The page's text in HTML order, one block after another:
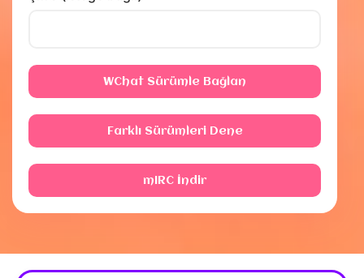
WChat Sürümle Bağlan
Farklı Sürümleri Dene
mIRC İndir